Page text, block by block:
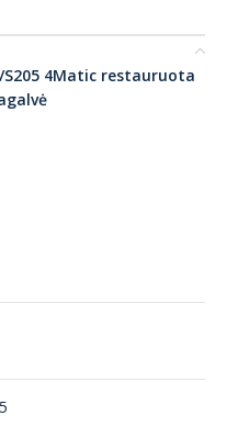
S205 4Matic restauruota